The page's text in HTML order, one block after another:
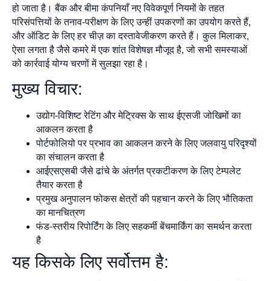
हो जाता है। बैंक और बीमा कंपनियाँ नए विवेकपूर्ण नियमों के तहत
परिसंपत्तियों के तनाव-परीक्षण के लिए उन्हीं उपकरणों का उपयोग करते हैं,
और ऑडिट के लिए हर चीज़ का दस्तावेजीकरण करते हैं। कुल मिलाकर,
ऐसा लगता है जैसे कमरे में एक शांत विशेषज्ञ मौजूद है, जो सभी समस्याओं
को कार्रवाई योग्य चरणों में सुलझा रहा है।
मुख्य विचार:
उद्योग-विशिष्ट रेटिंग और मेट्रिक्स के साथ ईएसजी जोखिमों का
आकलन करता है
पोर्टफोलियो पर प्रभाव का आकलन करने के लिए जलवायु परिदृश्यों
का संचालन करता है
आईएसएसबी जैसे ढांचे के अंतर्गत प्रकटीकरण के लिए टेम्पलेट
तैयार करता है
प्रमुख अनुपालन फोकस क्षेत्रों की पहचान करने के लिए भौतिकता
का मानचित्रण
फंड-स्तरीय रिपोर्टिंग के लिए सहकर्मी बेंचमार्किंग का समर्थन करता
है
यह किसके लिए सर्वोत्तम है: